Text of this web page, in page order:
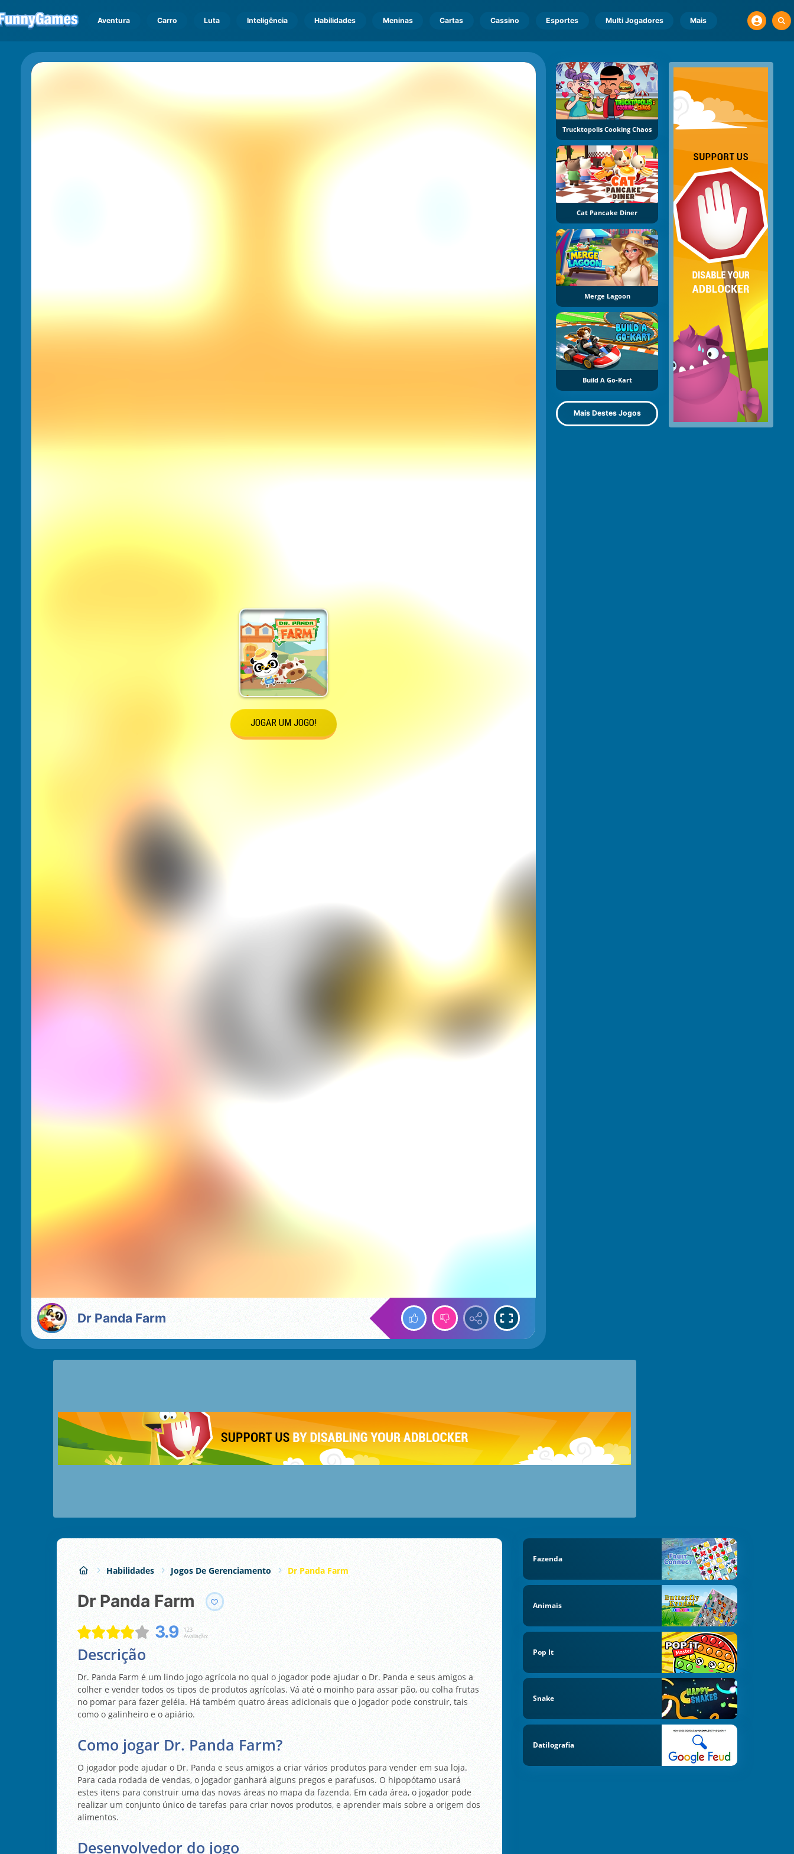
Aventura Carro Luta Inteligência Habilidades Meninas Cartas Cassino Esportes Multi Jogadores Mais
Dr Panda Farm
Trucktopolis Cooking Chaos
Cat Pancake Diner
Merge Lagoon
Build A Go-Kart
Mais Destes Jogos
Habilidades Jogos De Gerenciamento Dr Panda Farm
Dr Panda Farm
3.9
123
Avaliação:
Descrição
Dr. Panda Farm é um lindo jogo agrícola no qual o jogador pode ajudar o Dr. Panda e seus amigos a
colher e vender todos os tipos de produtos agrícolas. Vá até o moinho para assar pão, ou colha frutas
no pomar para fazer geléia. Há também quatro áreas adicionais que o jogador pode construir, tais
como o galinheiro e o apiário.
Como jogar Dr. Panda Farm?
O jogador pode ajudar o Dr. Panda e seus amigos a criar vários produtos para vender em sua loja.
Para cada rodada de vendas, o jogador ganhará alguns pregos e parafusos. O hipopótamo usará
estes itens para construir uma das novas áreas no mapa da fazenda. Em cada área, o jogador pode
realizar um conjunto único de tarefas para criar novos produtos, e aprender mais sobre a origem dos
alimentos.
Desenvolvedor do jogo
Fazenda
Animais
Pop It
Snake
Datilografia